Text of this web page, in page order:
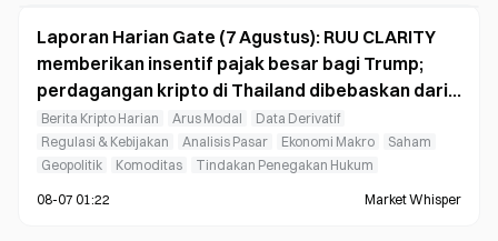
Laporan Harian Gate (7 Agustus): RUU CLARITY
memberikan insentif pajak besar bagi Trump;
perdagangan kripto di Thailand dibebaskan dari
pajak keuntungan modal
Berita Kripto Harian Arus Modal
Data Derivatif
Regulasi & Kebijakan
Analisis Pasar Ekonomi Makro
Saham
Geopolitik
Komoditas Tindakan Penegakan Hukum
08-07 01:22 Market Whisper